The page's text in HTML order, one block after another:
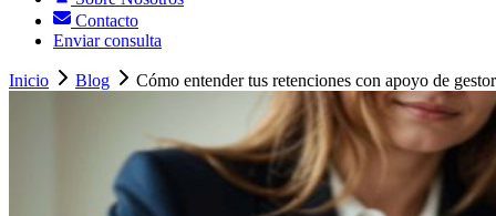
Contacto
Enviar consulta
Inicio Blog Cómo entender tus retenciones con apoyo de